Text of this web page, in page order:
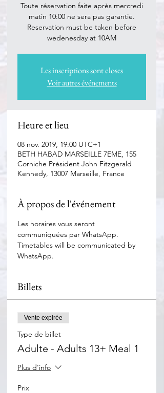
Toute réservation faite après mercredi
matin 10:00 ne sera pas garantie.
Reservation must be taken before
wedenesday at 10AM
Les inscriptions sont closes
Voir autres événements
Heure et lieu
08 nov. 2019, 19:00 UTC+1
BETH HABAD MARSEILLE 7EME, 155
Corniche Président John Fitzgerald
Kennedy, 13007 Marseille, France
À propos de l'événement
Les horaires vous seront
communiquées par WhatsApp.
Timetables will be communicated by
WhatsApp.
Billets
Vente expirée
Type de billet
Adulte - Adults 13+ Meal 1
Plus d'info
Prix